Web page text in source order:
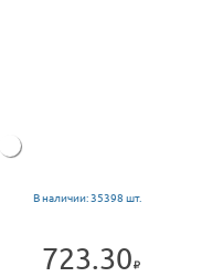
В наличии:35398 шт.
723.30